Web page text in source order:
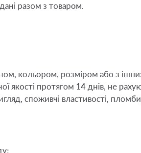
разом з товаром.
кольором, розміром або з
якості протягом 14 днів, не
споживчі властивості,